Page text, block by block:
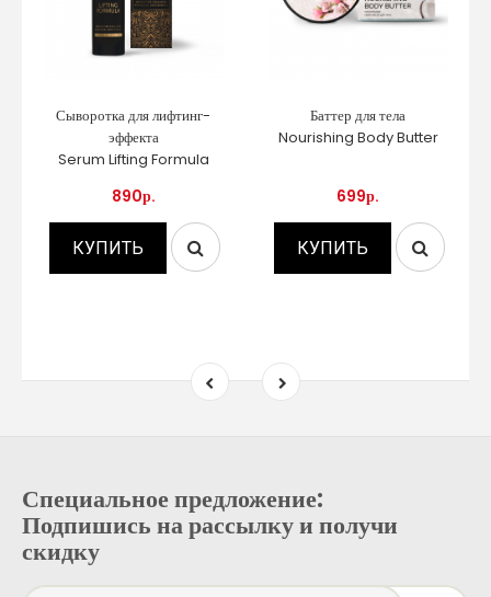
Сыворотка для лифтинг-
эффекта
Serum Lifting Formula
890р.
КУПИТЬ
Баттер для тела
Nourishing Body Butter
699р.
КУПИТЬ
Специальное предложение:
Подпишись на рассылку и получи
скидку